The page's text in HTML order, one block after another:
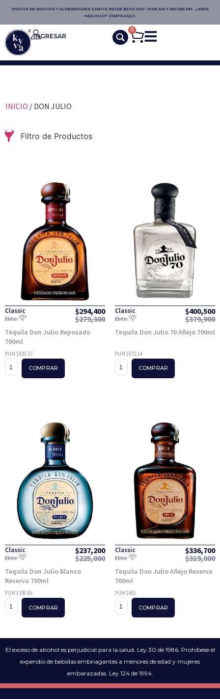
ENVÍOS EN BOGOTÁ Y ALREDEDORES GRATIS DESDE $300.000 · PIDE AM Y RECIBE PM · ¿ERES
NEGOCIO? ÚNETE AQUÍ.
INGRESAR
0
INICIO / DON JULIO
Filtro de Productos
Classic $294,400
Elite $279,300
Tequila Don Julio Reposado
700ml
PUM $420.57
COMPRAR
Classic $400,500
Elite $379,900
Tequila Don Julio 70 Añejo 700ml
PUM $572.14
COMPRAR
Classic $237,200
Elite $225,000
Tequila Don Julio Blanco
Reserva 700ml
PUM $338.86
COMPRAR
Classic $336,700
Elite $319,000
Tequila Don Julio Añejo Reserva
700ml
PUM $481
COMPRAR
El exceso de alcohol es perjudicial para la salud. Ley 30 de 1986. Prohíbese el
expendio de bebidas embriagantes a menores de edad y mujeres
embarazadas. Ley 124 de 1994.